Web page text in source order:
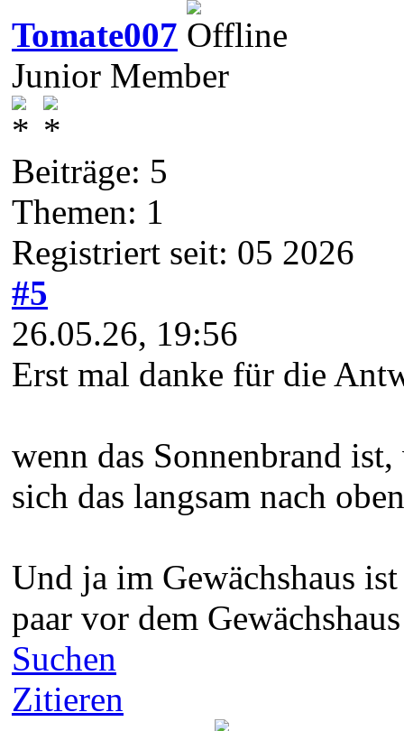
Tomate007
Junior Member
Beiträge: 5
Themen: 1
Registriert seit: 05 2026
#5
26.05.26, 19:56
Erst mal danke für die
wenn das Sonnenbrand
sich das langsam nach
Und ja im Gewächshaus
paar vor dem
Suchen
Zitieren